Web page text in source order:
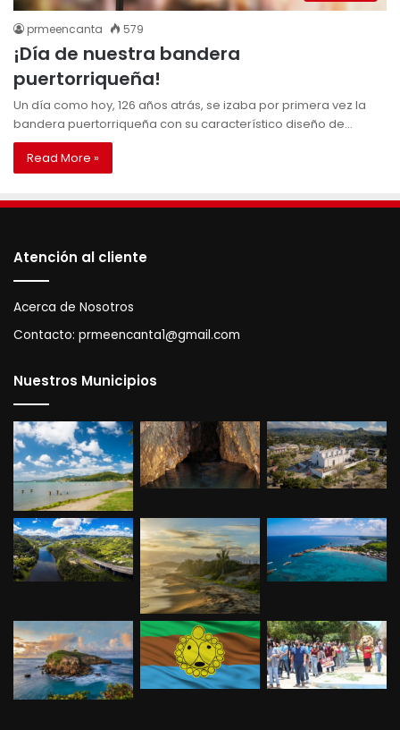
prmeencanta 579
¡Día de nuestra bandera
puertorriqueña!
Un día como hoy, 126 años atrás, se izaba por primera vez la
bandera puertorriqueña con su característico diseño de…
Read More »
Atención al cliente
Acerca de Nosotros
Contacto: prmeencanta1@gmail.com
Nuestros Municipios